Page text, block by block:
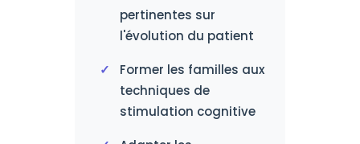
pertinentes sur
l'évolution du patient
Former les familles aux
techniques de
stimulation cognitive